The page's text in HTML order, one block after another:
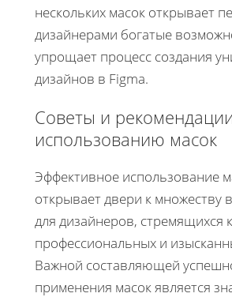
нескольких масок открывает
дизайнерами богатые
упрощает процесс создания
дизайнов в Figma.
Советы и
использованию масок
Эффективное использование
открывает двери к множеству
для дизайнеров, стремящихся
профессиональных и
Важной составляющей
применения масок является